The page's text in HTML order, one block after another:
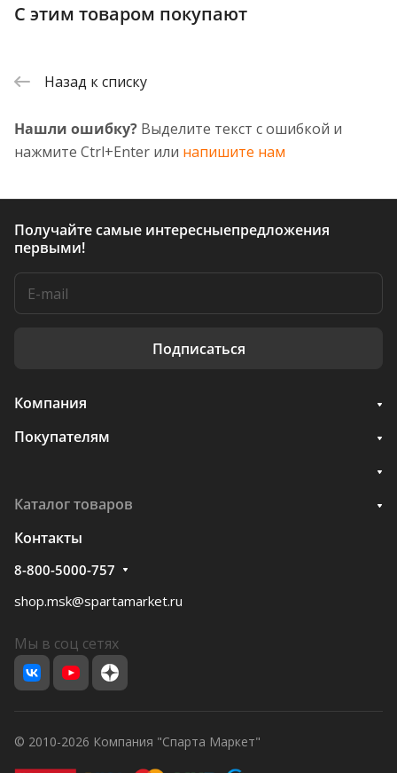
С этим товаром покупают
Назад к списку
Нашли ошибку? Выделите текст с ошибкой и
нажмите Ctrl+Enter или напишите нам
Получайте самые интересныепредложения
первыми!
Подписаться
Компания
Покупателям
Каталог товаров
Контакты
8-800-5000-757
shop.msk@spartamarket.ru
Мы в соц сетях
© 2010-2026 Компания "Спарта Маркет"